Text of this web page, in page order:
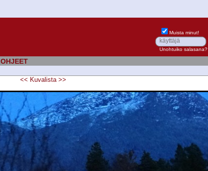
OHJEET
Muista minut!
Unohtuiko salasana?
<< Kuvalista >>